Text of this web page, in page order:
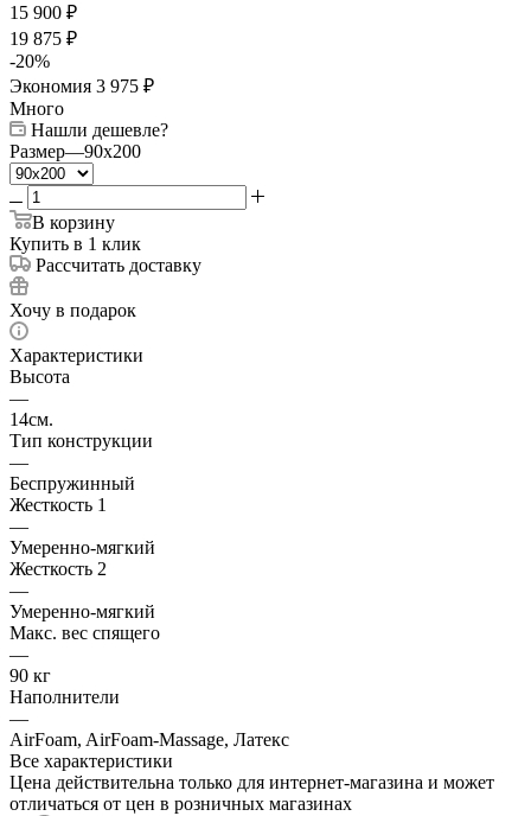
15 900 ₽
19 875 ₽
-20%
Экономия 3 975 ₽
Много
Нашли дешевле?
Размер—90x200
В корзину
Купить в 1 клик
Рассчитать доставку
Хочу в подарок
Характеристики
Высота
—
14см.
Тип конструкции
—
Беспружинный
Жесткость 1
—
Умеренно-мягкий
Жесткость 2
—
Умеренно-мягкий
Макс. вес спящего
—
90 кг
Наполнители
—
AirFoam, AirFoam-Massage, Латекс
Все характеристики
Цена действительна только для интернет-магазина и может
отличаться от цен в розничных магазинах